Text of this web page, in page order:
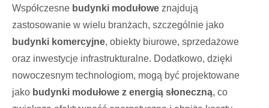
Współczesne budynki modułowe znajdują
zastosowanie w wielu branżach, szczególnie jako
budynki komercyjne, obiekty biurowe, sprzedażowe
oraz inwestycje infrastrukturalne. Dodatkowo, dzięki
nowoczesnym technologiom, mogą być projektowane
jako budynki modułowe z energią słoneczną, co